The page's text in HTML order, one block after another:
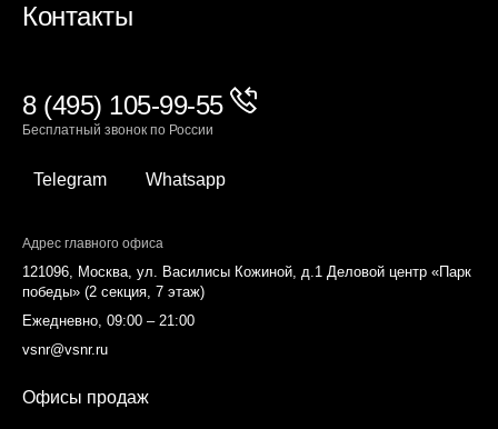
Контакты
8 (495) 105-99-55
Бесплатный звонок по России
Telegram Whatsapp
Адрес главного офиса
121096, Москва, ул. Василисы Кожиной, д.1 Деловой центр «Парк
победы» (2 секция, 7 этаж)
Ежедневно, 09:00 – 21:00
vsnr@vsnr.ru
Офисы продаж